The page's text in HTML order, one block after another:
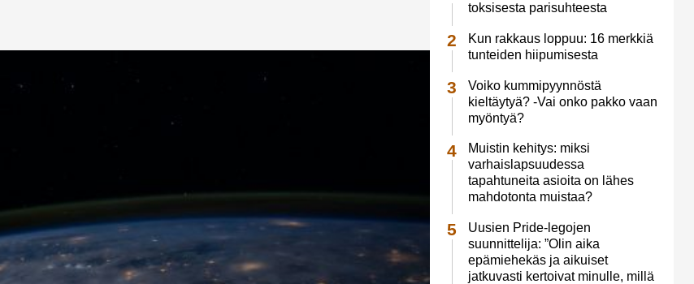
toksisesta parisuhteesta
Kun rakkaus loppuu: 16 merkkiä
tunteiden hiipumisesta
Voiko kummipyynnöstä
kieltäytyä? -Vai onko pakko vaan
myöntyä?
Muistin kehitys: miksi
varhaislapsuudessa
tapahtuneita asioita on lähes
mahdotonta muistaa?
Uusien Pride-legojen
suunnittelija: ”Olin aika
epämiehekäs ja aikuiset
jatkuvasti kertoivat minulle, millä